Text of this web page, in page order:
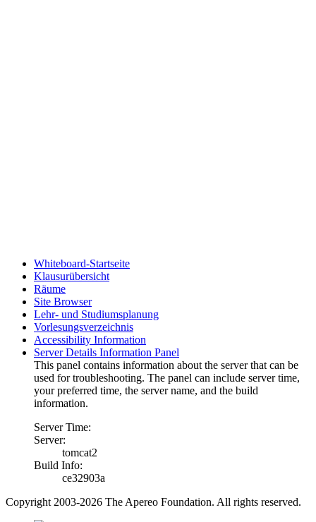
Whiteboard-Startseite
Klausurübersicht
Räume
Site Browser
Lehr- und Studiumsplanung
Vorlesungsverzeichnis
Accessibility Information
Server Details Information Panel
This panel contains information about the server that can be
used for troubleshooting. The panel can include server time,
your preferred time, the server name, and the build
information.
Server Time:
Server:
tomcat2
Build Info:
ce32903a
Copyright 2003-2026 The Apereo Foundation. All rights reserved.